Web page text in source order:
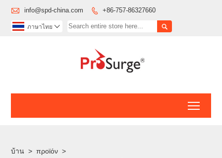
 info@spd-china.com  +86-757-86327660

ภาษาไทย 
บ้าน > προϊόν >